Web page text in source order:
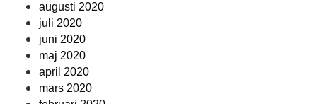
augusti 2020
juli 2020
juni 2020
maj 2020
april 2020
mars 2020